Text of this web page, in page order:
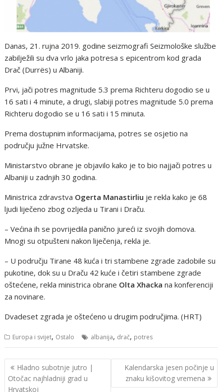
Danas, 21. rujna 2019. godine seizmografi Seizmološke službe
zabilježili su dva vrlo jaka potresa s epicentrom kod grada
Drač (Durrës) u Albaniji.
Prvi, jači potres magnitude 5.3 prema Richteru dogodio se u
16 sati i 4 minute, a drugi, slabiji potres magnitude 5.0 prema
Richteru dogodio se u 16 sati i 15 minuta.
Prema dostupnim informacijama, potres se osjetio na
području južne Hrvatske.
Ministarstvo obrane je objavilo kako je to bio najjači potres u
Albaniji u zadnjih 30 godina.
Ministrica zdravstva Ogerta Manastirliu je rekla kako je 68
ljudi liječeno zbog ozljeda u Tirani i Draču.
– Većina ih se povrijedila panično jureći iz svojih domova.
Mnogi su otpušteni nakon liječenja, rekla je.
– U području Tirane 48 kuća i tri stambene zgrade zadobile su
pukotine, dok su u Draču 42 kuće i četiri stambene zgrade
oštećene, rekla ministrica obrane Olta Xhacka na konferenciji
za novinare.
Dvadeset zgrada je oštećeno u drugim područjima. (HRT)
Europa i svijet, Ostalo albanija, drač, potres
Navigacija
objava
Hladno subotnje jutro |
Otočac najhladniji grad u
Hrvatskoj
Kalendarska jesen počinje u
znaku kišovitog vremena